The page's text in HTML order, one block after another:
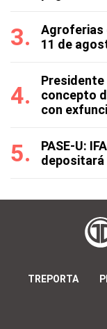
Agroferias
11 de
Presidente
concepto
con
PASE-U:
depositará
TREPORTA